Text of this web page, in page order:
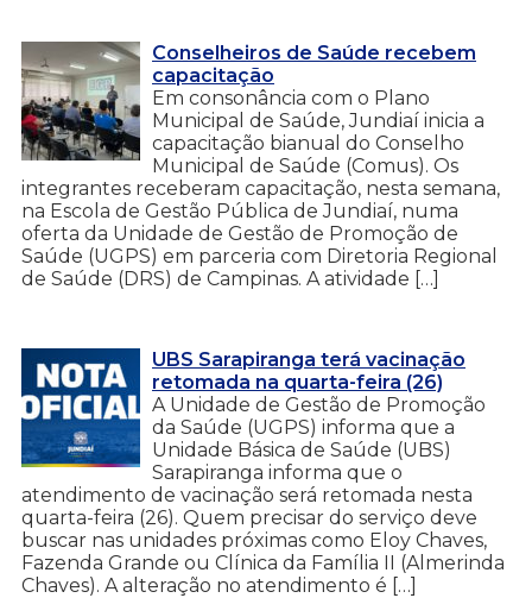
Conselheiros de Saúde recebem
capacitação
Em consonância com o Plano
Municipal de Saúde, Jundiaí inicia a
capacitação bianual do Conselho
Municipal de Saúde (Comus). Os
integrantes receberam capacitação, nesta semana,
na Escola de Gestão Pública de Jundiaí, numa
oferta da Unidade de Gestão de Promoção de
Saúde (UGPS) em parceria com Diretoria Regional
de Saúde (DRS) de Campinas. A atividade […]
UBS Sarapiranga terá vacinação
retomada na quarta-feira (26)
A Unidade de Gestão de Promoção
da Saúde (UGPS) informa que a
Unidade Básica de Saúde (UBS)
Sarapiranga informa que o
atendimento de vacinação será retomada nesta
quarta-feira (26). Quem precisar do serviço deve
buscar nas unidades próximas como Eloy Chaves,
Fazenda Grande ou Clínica da Família II (Almerinda
Chaves). A alteração no atendimento é […]